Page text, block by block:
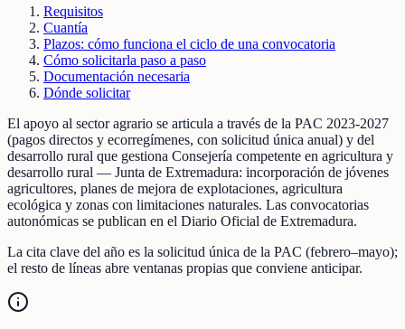
Requisitos
Cuantía
Plazos: cómo funciona el ciclo de una convocatoria
Cómo solicitarla paso a paso
Documentación necesaria
Dónde solicitar
El apoyo al sector agrario se articula a través de la PAC 2023-2027
(pagos directos y ecorregímenes, con solicitud única anual) y del
desarrollo rural que gestiona Consejería competente en agricultura y
desarrollo rural — Junta de Extremadura: incorporación de jóvenes
agricultores, planes de mejora de explotaciones, agricultura
ecológica y zonas con limitaciones naturales. Las convocatorias
autonómicas se publican en el Diario Oficial de Extremadura.
La cita clave del año es la solicitud única de la PAC (febrero–mayo);
el resto de líneas abre ventanas propias que conviene anticipar.